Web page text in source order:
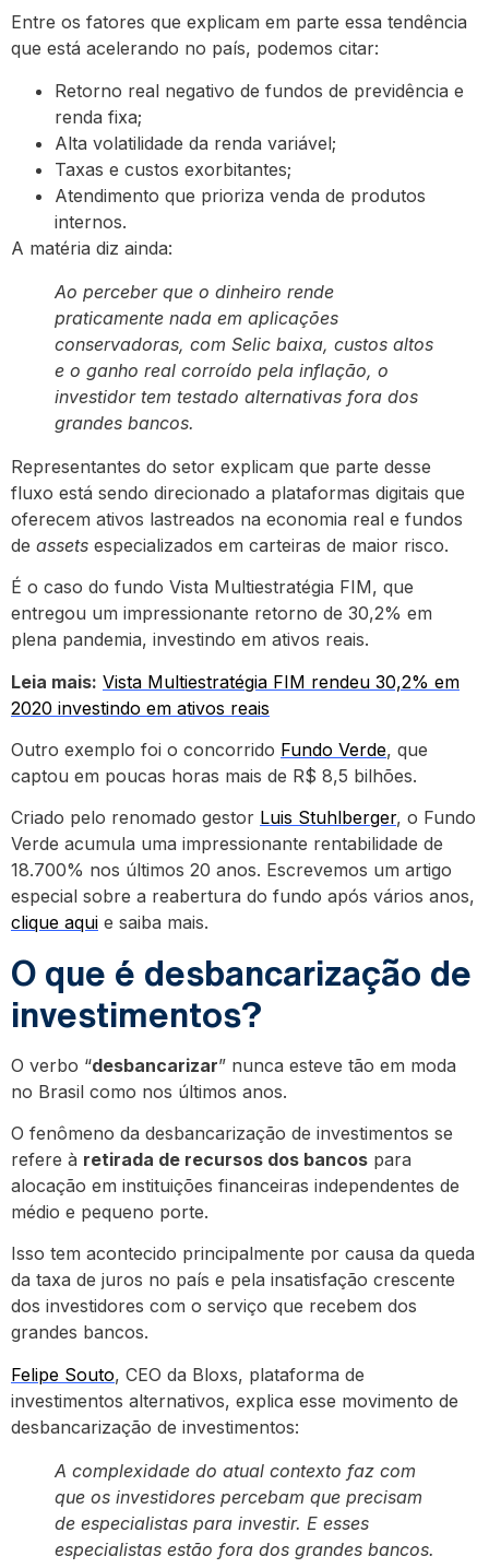
Entre os fatores que explicam em parte essa tendência
que está acelerando no país, podemos citar:
Retorno real negativo de fundos de previdência e
renda fixa;
Alta volatilidade da renda variável;
Taxas e custos exorbitantes;
Atendimento que prioriza venda de produtos
internos.
A matéria diz ainda:
Ao perceber que o dinheiro rende
praticamente nada em aplicações
conservadoras, com Selic baixa, custos altos
e o ganho real corroído pela inflação, o
investidor tem testado alternativas fora dos
grandes bancos.
Representantes do setor explicam que parte desse
fluxo está sendo direcionado a plataformas digitais que
oferecem ativos lastreados na economia real e fundos
de assets especializados em carteiras de maior risco.
É o caso do fundo Vista Multiestratégia FIM, que
entregou um impressionante retorno de 30,2% em
plena pandemia, investindo em ativos reais.
Leia mais: Vista Multiestratégia FIM rendeu 30,2% em
2020 investindo em ativos reais
Outro exemplo foi o concorrido Fundo Verde, que
captou em poucas horas mais de R$ 8,5 bilhões.
Criado pelo renomado gestor Luis Stuhlberger, o Fundo
Verde acumula uma impressionante rentabilidade de
18.700% nos últimos 20 anos. Escrevemos um artigo
especial sobre a reabertura do fundo após vários anos,
clique aqui e saiba mais.
O que é desbancarização de
investimentos?
O verbo “desbancarizar” nunca esteve tão em moda
no Brasil como nos últimos anos.
O fenômeno da desbancarização de investimentos se
refere à retirada de recursos dos bancos para
alocação em instituições financeiras independentes de
médio e pequeno porte.
Isso tem acontecido principalmente por causa da queda
da taxa de juros no país e pela insatisfação crescente
dos investidores com o serviço que recebem dos
grandes bancos.
Felipe Souto, CEO da Bloxs, plataforma de
investimentos alternativos, explica esse movimento de
desbancarização de investimentos:
A complexidade do atual contexto faz com
que os investidores percebam que precisam
de especialistas para investir. E esses
especialistas estão fora dos grandes bancos.